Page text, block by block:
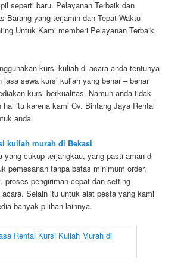
seperti baru. Pelayanan Terbaik dan
Barang yang terjamin dan Tepat Waktu
Untuk Kami memberi Pelayanan Terbaik
kursi kuliah di acara anda tentunya
jasa sewa kursi kuliah yang benar – benar
kursi berkualitas. Namun anda tidak
hal itu karena kami Cv. Bintang Jaya Rental
anda.
kuliah murah di Bekasi
yang cukup terjangkau, yang pasti aman di
pemesanan tanpa batas minimum order,
proses pengiriman cepat dan setting
Selain itu untuk alat pesta yang kami
banyak pilihan lainnya.